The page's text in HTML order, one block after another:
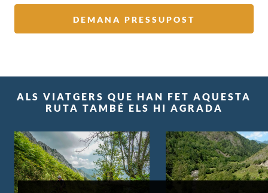
DEMANA PRESSUPOST
ALS VIATGERS QUE HAN FET AQUESTA
RUTA TAMBÉ ELS HI AGRADA